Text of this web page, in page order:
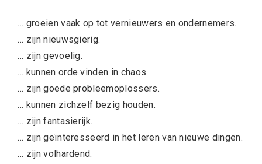
… groeien vaak op tot vernieuwers en ondernemers.
… zijn nieuwsgierig.
… zijn gevoelig.
… kunnen orde vinden in chaos.
… zijn goede probleemoplossers.
… kunnen zichzelf bezig houden.
… zijn fantasierijk.
… zijn geïnteresseerd in het leren van nieuwe dingen.
… zijn volhardend.